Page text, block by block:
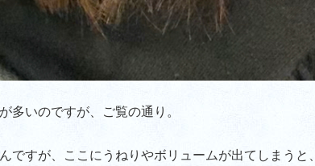
多いのですが、ご覧の通り。
ですが、ここにうねりやボリュームが出てしまうと、